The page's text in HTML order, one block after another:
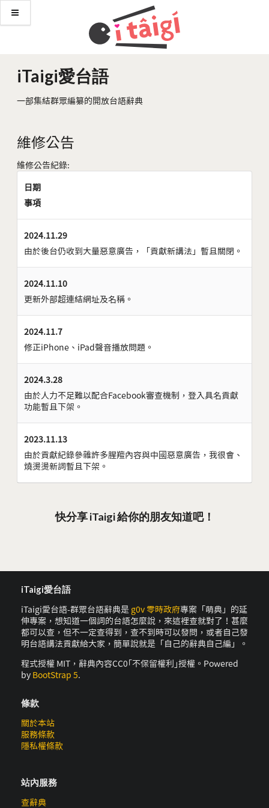
iTaigi愛台語
一部集結群眾編纂的開放台語辭典
維修公告
維修公告紀錄:
日期
事項
2024.11.29
由於後台仍收到大量惡意廣告，「貢獻新講法」暫且關閉。
2024.11.10
更新外部超連結網址及名稱。
2024.11.7
修正iPhone、iPad聲音播放問題。
2024.3.28
由於人力不足難以配合Facebook審查機制，登入具名貢獻
功能暫且下架。
2023.11.13
由於貢獻紀錄參雜許多腥羶內容與中國惡意廣告，我很會、
燒燙燙新詞暫且下架。
快分享 iTaigi 給你的朋友知道吧！
iTaigi愛台語
iTaigi愛台語-群眾台語辭典是 g0v 零時政府專案「萌典」的延
伸專案，想知道一個詞的台語怎麼說，來這裡查就對了！甚麼
都可以查，但不一定查得到，查不到時可以發問，或者自己發
明台語講法貢獻給大家，簡單說就是「自己的辭典自己編」。
程式授權 MIT，辭典內容CC0｢不保留權利｣授權。Powered
by BootStrap 5.
條款
關於本站
服務條款
隱私權條款
站內服務
查辭典